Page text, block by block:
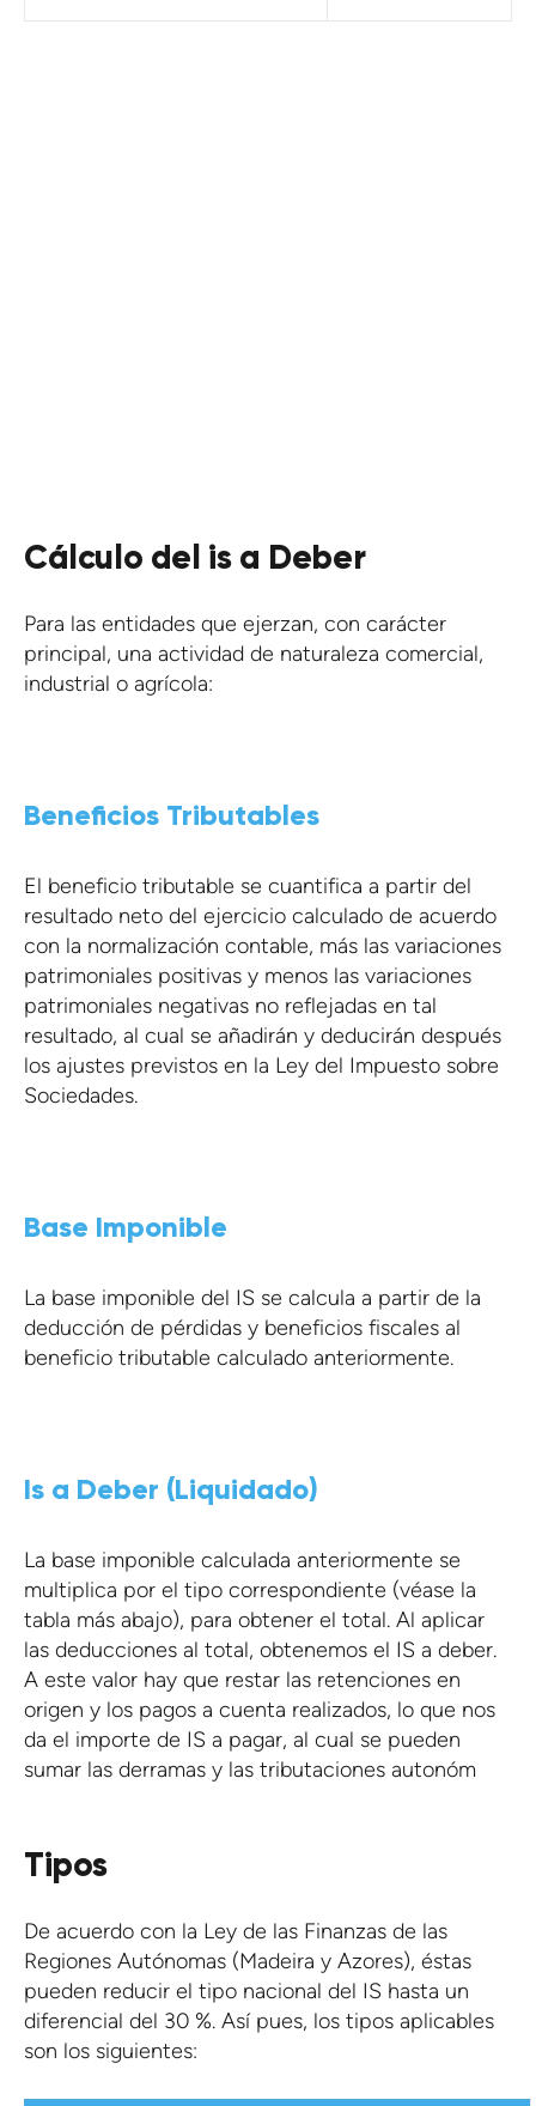
Cálculo del is a Deber
Para las entidades que ejerzan, con carácter
principal, una actividad de naturaleza comercial,
industrial o agrícola:
Beneficios Tributables
El beneficio tributable se cuantifica a partir del
resultado neto del ejercicio calculado de acuerdo
con la normalización contable, más las variaciones
patrimoniales positivas y menos las variaciones
patrimoniales negativas no reflejadas en tal
resultado, al cual se añadirán y deducirán después
los ajustes previstos en la Ley del Impuesto sobre
Sociedades.
Base Imponible
La base imponible del IS se calcula a partir de la
deducción de pérdidas y beneficios fiscales al
beneficio tributable calculado anteriormente.
Is a Deber (Liquidado)
La base imponible calculada anteriormente se
multiplica por el tipo correspondiente (véase la
tabla más abajo), para obtener el total. Al aplicar
las deducciones al total, obtenemos el IS a deber.
A este valor hay que restar las retenciones en
origen y los pagos a cuenta realizados, lo que nos
da el importe de IS a pagar, al cual se pueden
sumar las derramas y las tributaciones autonóm
Tipos
De acuerdo con la Ley de las Finanzas de las
Regiones Autónomas (Madeira y Azores), éstas
pueden reducir el tipo nacional del IS hasta un
diferencial del 30 %. Así pues, los tipos aplicables
son los siguientes: